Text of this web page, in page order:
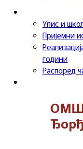
Упис и
Пријемни
години
Распоред
ОМШ